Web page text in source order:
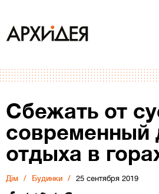
Сбежать от
современный
отдыха в
Дiм Будинки 25 сентября 2019